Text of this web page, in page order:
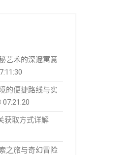
艺术的深邃寓意
的便捷路线与实
获取方式详解
之旅与奇幻冒险